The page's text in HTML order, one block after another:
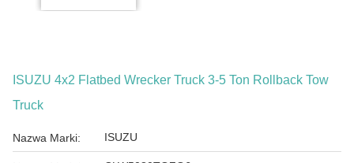
ISUZU 4x2 Flatbed Wrecker Truck 3-5 Ton Rollback Tow
Truck
Nazwa Marki: ISUZU